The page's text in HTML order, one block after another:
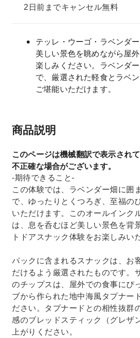
2日前までキャンセル無料
テッレ・ウーゴ・ラベンダー
美しい景色を眺めながら屋
楽しみください。ラベンダ
で、厳選された軽食とラベ
ご堪能いただけます。
商品説明
このページは機械翻訳で表示され
不正確な場合がございます。
-期待できること-
この体験では、ラベンダー畑に囲
で、ゆったりとくつろぎ、至福の
いただけます。このオールインク
は、息を呑むほど美しい景色を背
トドアスナック体験をお楽しみい
パックに含まれるスナックは、お
だけるよう厳選されたものです。
のチップスは、屋外での食事にぴ
ブから作られた地中海風タプナー
ださい。タプナードとの相性抜群
感のブレッドスティック（グレザ
上がりください。